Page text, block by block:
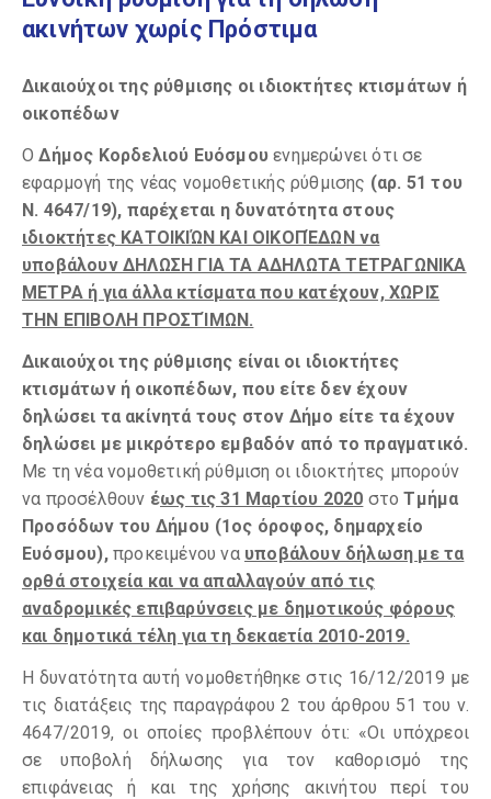
ακινήτων χωρίς Πρόστιμα
Δικαιούχοι της ρύθμισης οι ιδιοκτήτες κτισμάτων ή
οικοπέδων
ΟΔήμος Κορδελιού Ευόσμου ενημερώνει ότι σε
εφαρμογή της νέας νομοθετικής ρύθμισης (αρ. 51 του
Ν. 4647/19), παρέχεται η δυνατότητα στους
ιδιοκτήτες ΚΑΤΟΙΚΙΏΝ ΚΑΙ ΟΙΚΟΠΈΔΩΝ να
υποβάλουν ΔΗΛΩΣΗ ΓΙΑ ΤΑ ΑΔΗΛΩΤΑ ΤΕΤΡΑΓΩΝΙΚΑ
ΜΕΤΡΑ ή για άλλα κτίσματα που κατέχουν, ΧΩΡΙΣ
ΤΗΝ ΕΠΙΒΟΛΗ ΠΡΟΣΤΊΜΩΝ.
Δικαιούχοι της ρύθμισης είναι οι ιδιοκτήτες
κτισμάτων ή οικοπέδων, που είτε δεν έχουν
δηλώσει τα ακίνητά τους στον Δήμο είτε τα έχουν
δηλώσει με μικρότερο εμβαδόν από το πραγματικό.
Με τη νέα νομοθετική ρύθμιση οι ιδιοκτήτες μπορούν
να προσέλθουν έως τις 31 Μαρτίου 2020 στοΤμήμα
Προσόδων του Δήμου (1ος όροφος, δημαρχείο
Ευόσμου),προκειμένου να υποβάλουν δήλωση με τα
ορθά στοιχεία και να απαλλαγούν από τις
αναδρομικές επιβαρύνσεις με δημοτικούς φόρους
και δημοτικά τέλη για τη δεκαετία 2010-2019.
Η δυνατότητα αυτή νομοθετήθηκε στις 16/12/2019 με
τις διατάξεις της παραγράφου 2 του άρθρου 51 του ν.
4647/2019, οι οποίες προβλέπουν ότι: «Οι υπόχρεοι
σε υποβολή δήλωσης για τον καθορισµό της
επιφάνειας ή και της χρήσης ακινήτου περί του